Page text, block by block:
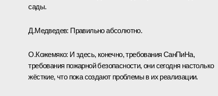
сады.
Д.Медведев: Правильно абсолютно.
О.Кожемяко: И здесь, конечно, требования СанПиНа,
требования пожарной безопасности, они сегодня настолько
жёсткие, что пока создают проблемы в их реализации.